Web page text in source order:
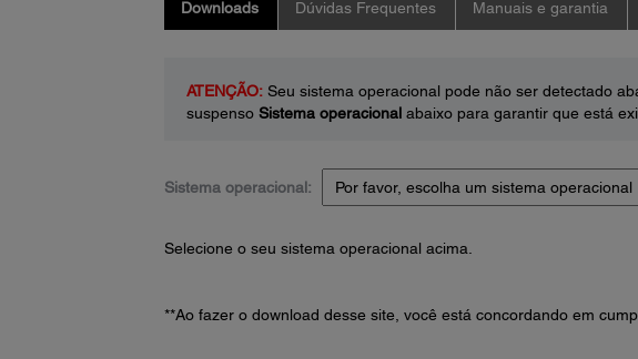
Downloads Dúvidas Frequentes Manuais e garantia
ATENÇÃO:Seu sistema operacional pode não ser detectado
suspenso Sistema operacionalabaixo para garantir que está
Sistema operacional:
Selecione o seu sistema operacional acima.
**Ao fazer o download desse site, você está concordando em